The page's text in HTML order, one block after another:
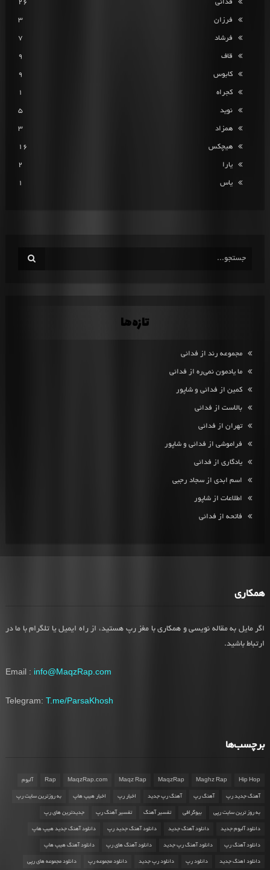
فدائی 26
فرزان 3
فرشاد 7
قاف 9
کابوس 9
کجراه 1
نوید 5
همزاد 3
هیچکس 16
یارا 2
یاس 1
تازه‌ها
مجموعه رند از فدائی
ما یادمون نمی‌ره از فدائی
کمین از فدائی و شاپور
بالاست از فدائی
تهران از فدائی
فراموشی از فدائی و شاپور
یادگاری از فدائی
اسم ابدی از سجاد رجبی
اطلاعات از شاپور
فاتحه از فدائی
همکاری
اگر مایل به مقاله نویسی و همکاری با مغز رپ هستید، از راه ایمیل یا تلگرام با ما در
ارتباط باشید.
Email : info@MaqzRap.com
Telegram: T.me/ParsaKhosh
برچسب‌ها
Hip Hop
Maghz Rap
MaqzRap
Maqz Rap
MaqzRap.com
Rap آلبوم
آهنگ جدید رپ آهنگ رپ آهنگ رپ جدید اخبار رپ اخبار هیپ هاپ به روزترین سایت رپ
به روز ترین سایت رپی بیوگرافی تفسیر آهنگ تفسیر آهنگ رپ جدیدترین های رپ
دانلود آلبوم جدید دانلود آهنگ جدید دانلود آهنگ جدید رپ دانلود آهنگ جدید هیپ هاپ
دانلود آهنگ رپ دانلود آهنگ رپ جدید دانلود آهنگ های رپ دانلود آهنگ هیپ هاپ
دانلود اهنگ جدید دانلود رپ دانلود رپ جدید دانلود مجموعه رپ دانلود مجموعه های رپی